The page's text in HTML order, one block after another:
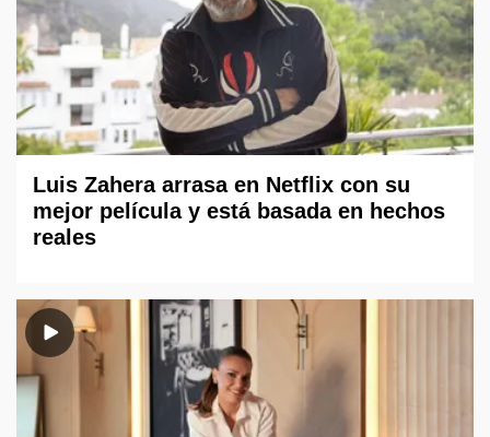
Luis Zahera arrasa en Netflix con su
mejor película y está basada en hechos
reales